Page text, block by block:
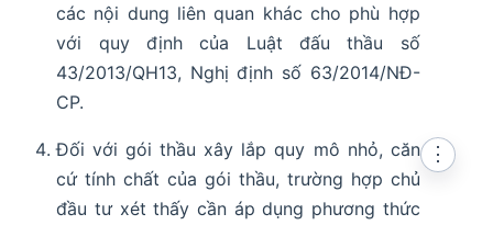
các nội dung liên quan khác cho phù hợp
với quy định của Luật đấu thầu số
43/2013/QH13, Nghị định số 63/2014/NĐ-
CP.
Đối với gói thầu xây lắp quy mô nhỏ, căn
cứ tính chất của gói thầu, trường hợp chủ
đầu tư xét thấy cần áp dụng phương thức
⋮